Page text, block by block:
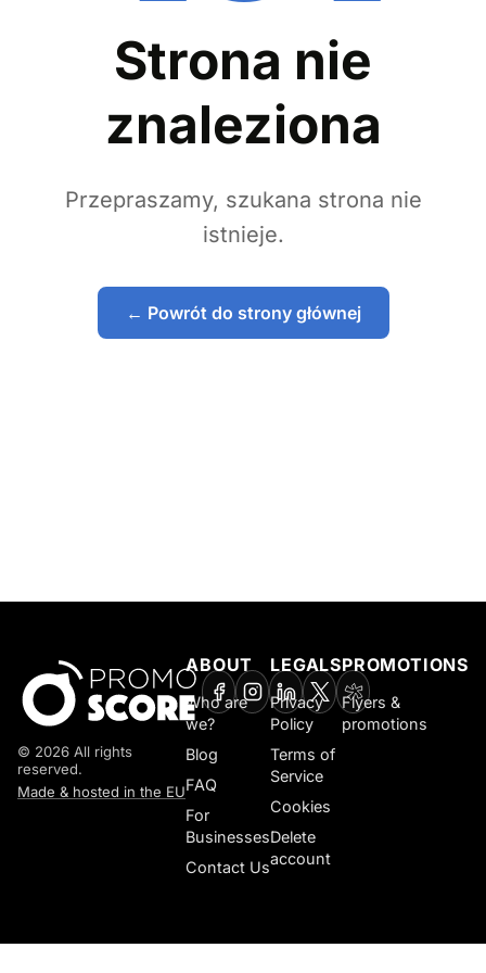
Strona nie
znaleziona
Przepraszamy, szukana strona nie
istnieje.
← Powrót do strony głównej
© 2026 All rights
reserved.
Made & hosted in the EU
ABOUT
Who are
we?
Blog
FAQ
For
Businesses
Contact Us
LEGALS
Privacy
Policy
Terms of
Service
Cookies
Delete
account
PROMOTIONS
Flyers &
promotions